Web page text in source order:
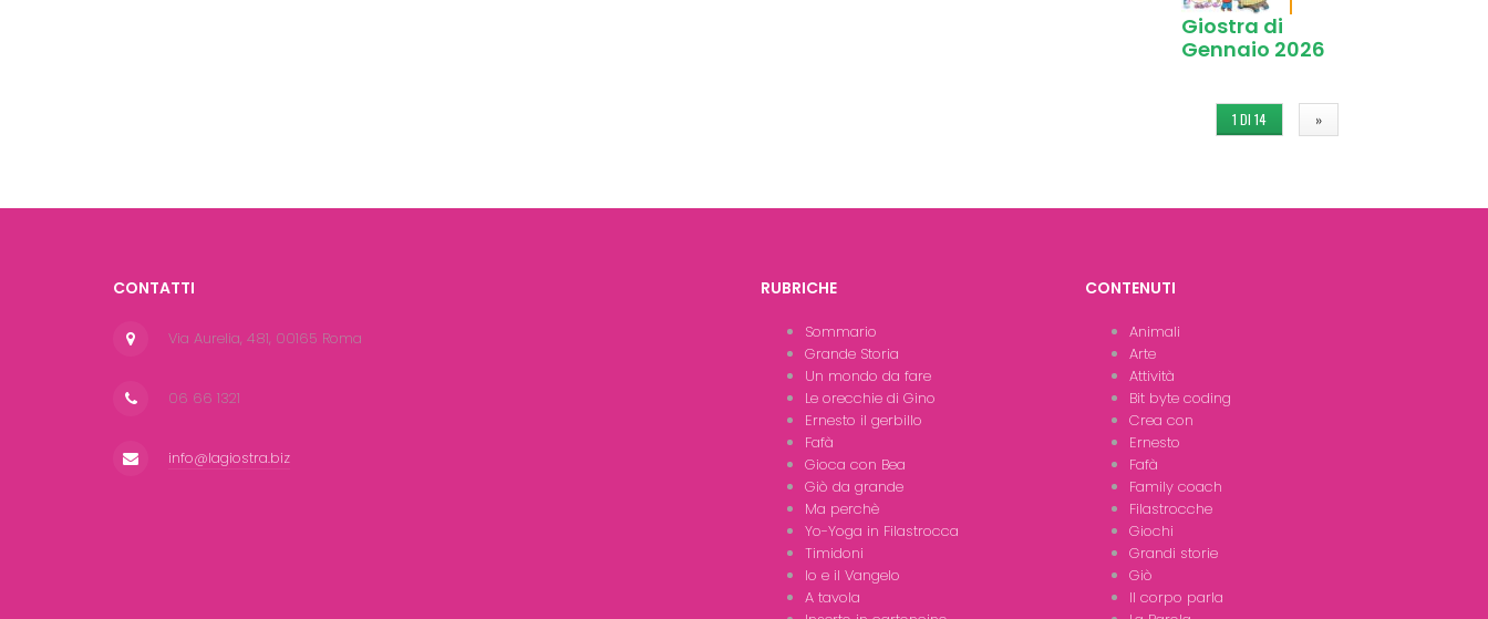
Giostra di
Gennaio 2026
1 DI 14 »
CONTATTI
Via Aurelia, 481, 00165 Roma
06 66 1321
info@lagiostra.biz
RUBRICHE
Sommario
Grande Storia
Un mondo da fare
Le orecchie di Gino
Ernesto il gerbillo
Fafà
Gioca con Bea
Giò da grande
Ma perchè
Yo-Yoga in Filastrocca
Timidoni
Io e il Vangelo
A tavola
CONTENUTI
Animali
Arte
Attività
Bit byte coding
Crea con
Ernesto
Fafà
Family coach
Filastrocche
Giochi
Grandi storie
Giò
Il corpo parla